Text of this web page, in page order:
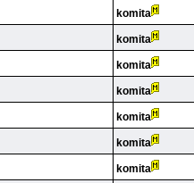
komita
komita
komita
komita
komita
komita
komita